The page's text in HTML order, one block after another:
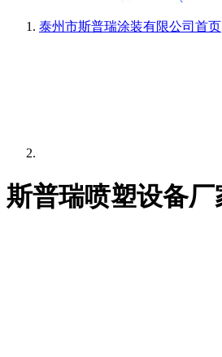
泰州市斯普瑞涂装有限公司 首页
斯普瑞喷塑设备厂